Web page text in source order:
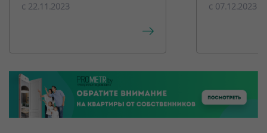
c 22.11.2023 c 07.12.2023